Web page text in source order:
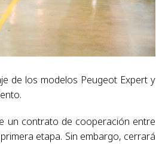
de los modelos Peugeot Expert y
un contrato de cooperación entre
etapa. Sin embargo, cerrará